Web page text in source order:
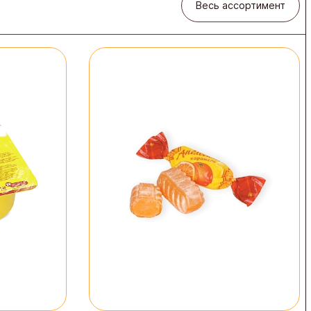
Весь ассортимент